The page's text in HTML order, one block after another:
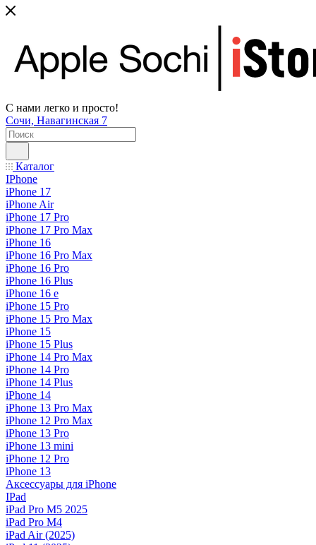
С нами легко и просто!
Сочи, Навагинская 7
Каталог
IPhone
iPhone 17
iPhone Air
iPhone 17 Pro
iPhone 17 Pro Max
iPhone 16
iPhone 16 Pro Max
iPhone 16 Pro
iPhone 16 Plus
iPhone 16 e
iPhone 15 Pro
iPhone 15 Pro Max
iPhone 15
iPhone 15 Plus
iPhone 14 Pro Max
iPhone 14 Pro
iPhone 14 Plus
iPhone 14
iPhone 13 Pro Max
iPhone 12 Pro Max
iPhone 13 Pro
iPhone 13 mini
iPhone 12 Pro
iPhone 13
Аксессуары для iPhone
IPad
iPad Pro M5 2025
iPad Pro M4
iPad Air (2025)